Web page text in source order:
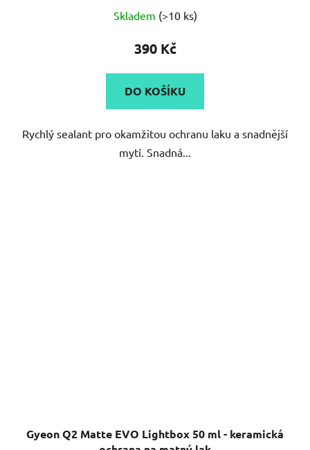
hodnocení
je
5,0
z
5
hvězdiček.
(>10 ks)
390 Kč
DO KOŠÍKU
Rychlý sealant pro okamžitou ochranu laku a snadnější
Gyeon Q2 Matte EVO Lightbox 50 ml - keramická
ochrana na matný lak